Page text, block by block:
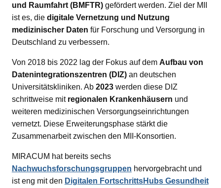
Menü aufklappen
und Raumfahrt (BMFTR)gefördert werden. Ziel der MII
ist es, die digitale Vernetzung und Nutzung
medizinischer Daten für Forschung und Versorgung in
Deutschland zu verbessern.
Von 2018 bis 2022 lag der Fokus auf dem Aufbau von
Datenintegrationszentren (DIZ)an deutschen
Universitätskliniken. Ab 2023werden diese DIZ
schrittweise mit regionalen Krankenhäusern und
weiteren medizinischen Versorgungseinrichtungen
vernetzt. Diese Erweiterungsphase stärkt die
Zusammenarbeit zwischen den MII-Konsortien.
MIRACUM hat bereits sechs
Nachwuchsforschungsgruppen hervorgebracht und
ist eng mit den Digitalen FortschrittsHubs Gesundheit